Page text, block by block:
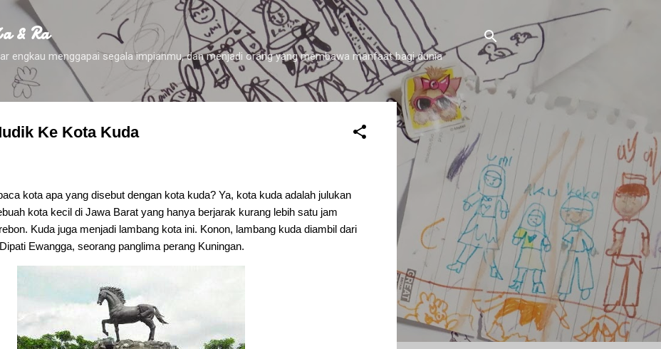
Skip to main content
& Ra
engkau menggapai segala impianmu, dan menjadi orang yang membawa manfaat bagi dunia
Ke Kota Kuda
kota apa yang disebut dengan kota kuda? Ya, kota kuda adalah julukan
kota kecil di Jawa Barat yang hanya berjarak kurang lebih satu jam
Kuda juga menjadi lambang kota ini. Konon, lambang kuda diambil dari
Ewangga, seorang panglima perang Kuningan.